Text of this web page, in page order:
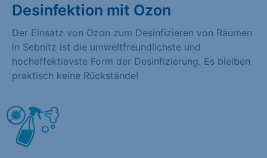
Desinfektion mit Ozon
Der Einsatz von Ozon zum Desinfizieren von Räumen
in Sebnitz ist die umweltfreundlichste und
hocheffektievste Form der Desinfizierung. Es bleiben
praktisch keine Rückstände!